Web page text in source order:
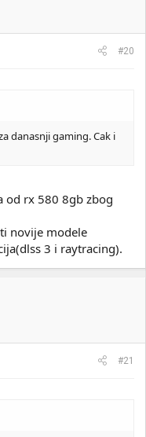
#20
danasnji gaming. Cak i
od rx 580 8gb zbog
novije modele
3 i raytracing).
#21